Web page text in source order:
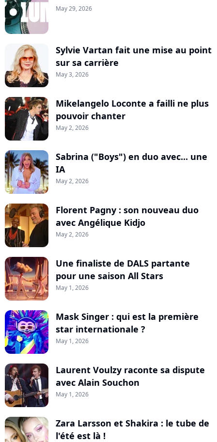
May 29, 2026
Sylvie Vartan fait une mise au point
sur sa carrière
May 3, 2026
Mikelangelo Loconte a failli ne plus
pouvoir chanter
May 2, 2026
Sabrina ("Boys") en duo avec... une
IA
May 2, 2026
Florent Pagny : son nouveau duo
avec Angélique Kidjo
May 2, 2026
Une finaliste de DALS partante
pour une saison All Stars
May 1, 2026
Mask Singer : qui est la première
star internationale ?
May 1, 2026
Laurent Voulzy raconte sa dispute
avec Alain Souchon
May 1, 2026
Zara Larsson et Shakira : le tube de
l'été est là !